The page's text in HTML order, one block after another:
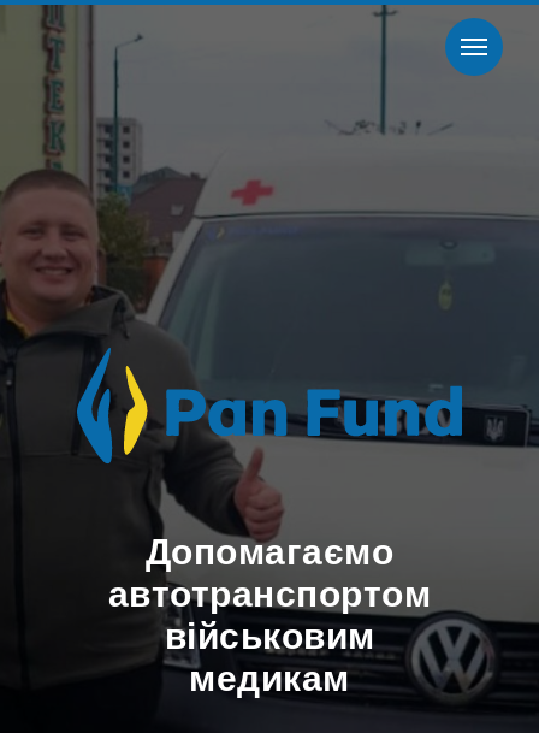
Допомагаємо
автотранспортом
військовим
медикам